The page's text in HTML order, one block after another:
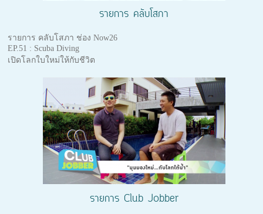
รายการ คลับโสภา
รายการ คลับโสภา ช่อง Now26
EP.51 : Scuba Diving
เปิดโลกใบใหม่ให้กับชีวิต
รายการ Club Jobber